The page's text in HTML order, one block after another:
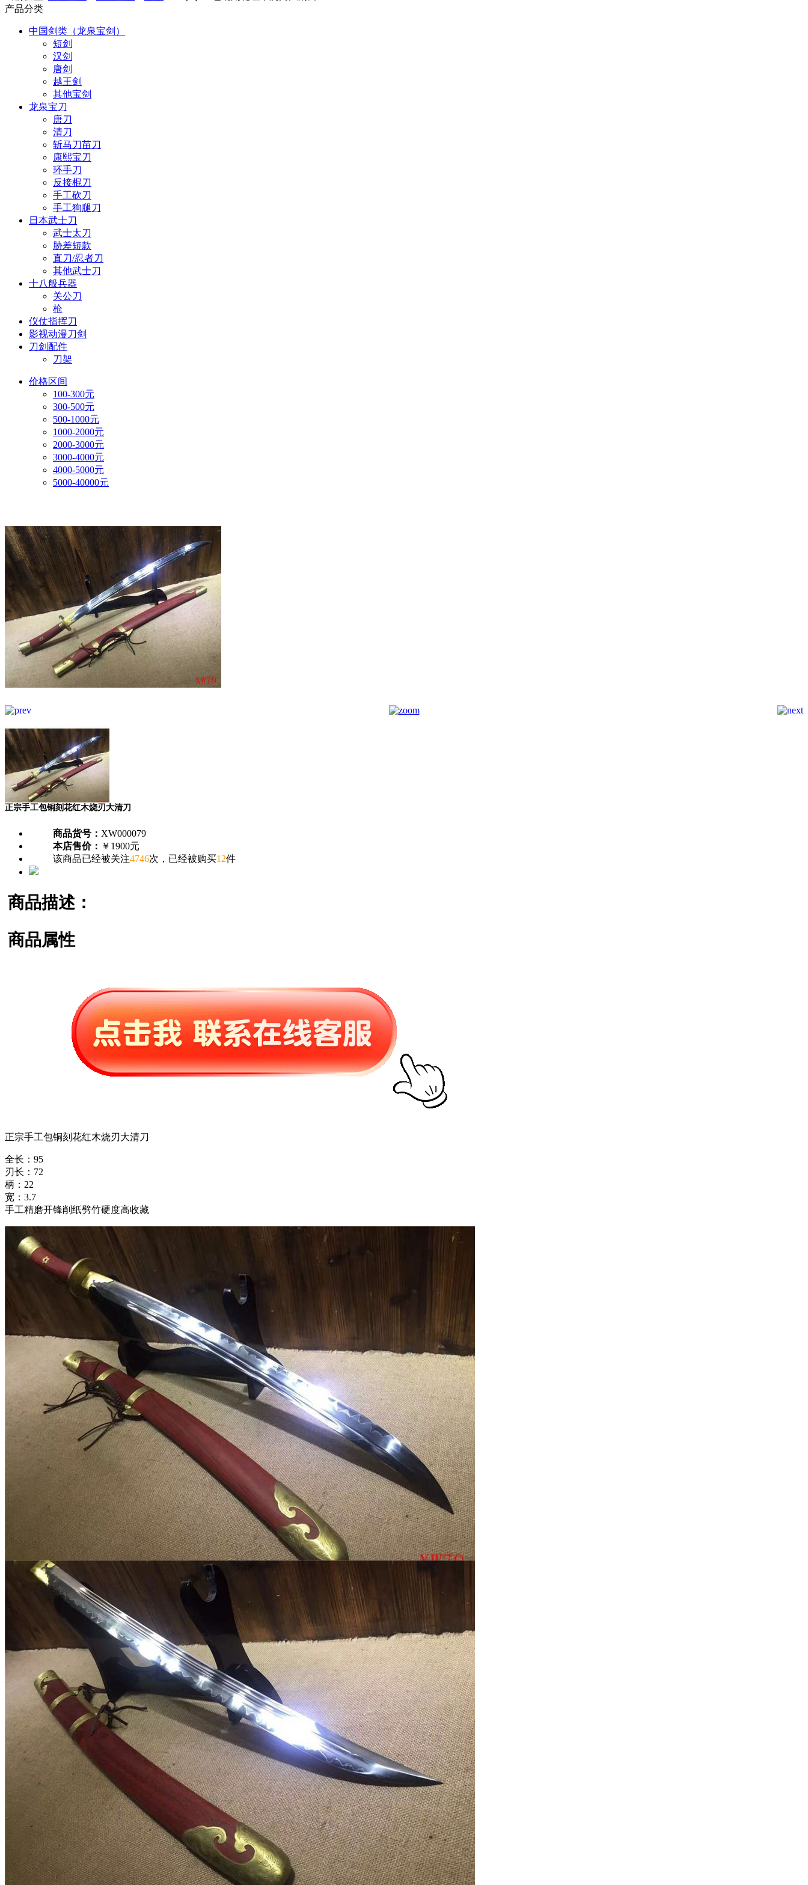
产品分类
中国剑类（龙泉宝剑）
短剑
汉剑
唐剑
越王剑
其他宝剑
龙泉宝刀
唐刀
清刀
斩马刀苗刀
康熙宝刀
环手刀
反接棍刀
手工砍刀
手工狗腿刀
日本武士刀
武士太刀
胁差短款
直刀/忍者刀
其他武士刀
十八般兵器
关公刀
枪
仪仗指挥刀
影视动漫刀剑
刀剑配件
刀架
价格区间
100-300元
300-500元
500-1000元
1000-2000元
2000-3000元
3000-4000元
4000-5000元
5000-40000元
正宗手工包铜刻花红木烧刃大清刀
商品货号： XW000079
本店售价： ￥1900元
该商品已经被关注4746次，已经被购买12件
商品描述：
商品属性
正宗手工包铜刻花红木烧刃大清刀
全长：95
刃长：72
柄：22
宽：3.7
手工精磨开锋削纸劈竹硬度高收藏